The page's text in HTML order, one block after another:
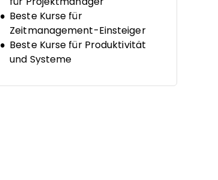
Beste Kurse für
Zeitmanagement-Einsteiger
Beste Kurse für Produktivität
und Systeme
mit Überforderung und Stress